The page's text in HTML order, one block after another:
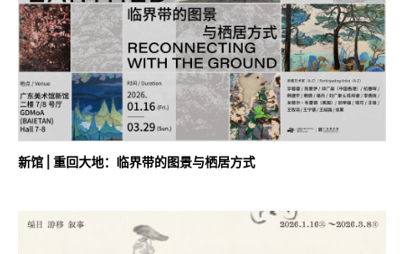
新馆 | 重回大地：临界带的图景与栖居方式